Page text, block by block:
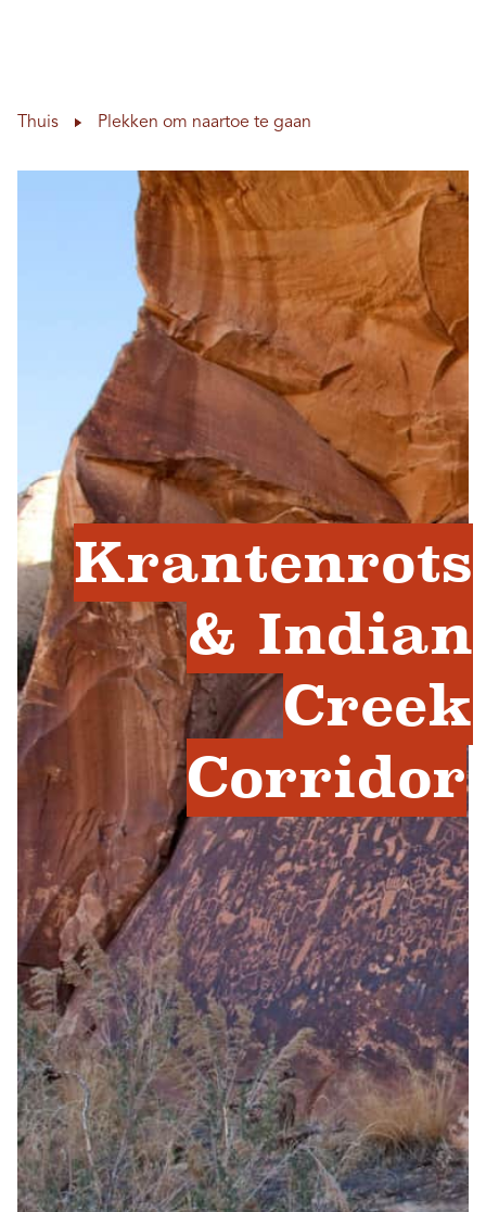
Thuis Plekken om naartoe te gaan
Krantenrots
& Indian
Creek
Corridor